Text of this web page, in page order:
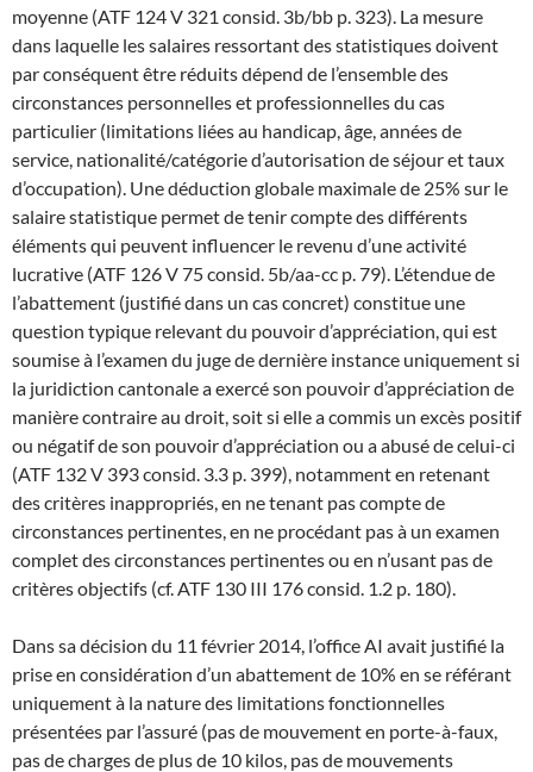
moyenne (ATF 124 V 321 consid. 3b/bb p. 323). La mesure
dans laquelle les salaires ressortant des statistiques doivent
par conséquent être réduits dépend de l’ensemble des
circonstances personnelles et professionnelles du cas
particulier (limitations liées au handicap, âge, années de
service, nationalité/catégorie d’autorisation de séjour et taux
d’occupation). Une déduction globale maximale de 25% sur le
salaire statistique permet de tenir compte des différents
éléments qui peuvent influencer le revenu d’une activité
lucrative (ATF 126 V 75 consid. 5b/aa-cc p. 79). L’étendue de
l’abattement (justifié dans un cas concret) constitue une
question typique relevant du pouvoir d’appréciation, qui est
soumise à l’examen du juge de dernière instance uniquement si
la juridiction cantonale a exercé son pouvoir d’appréciation de
manière contraire au droit, soit si elle a commis un excès positif
ou négatif de son pouvoir d’appréciation ou a abusé de celui-ci
(ATF 132 V 393 consid. 3.3 p. 399), notamment en retenant
des critères inappropriés, en ne tenant pas compte de
circonstances pertinentes, en ne procédant pas à un examen
complet des circonstances pertinentes ou en n’usant pas de
critères objectifs (cf. ATF 130 III 176 consid. 1.2 p. 180).
Dans sa décision du 11 février 2014, l’office AI avait justifié la
prise en considération d’un abattement de 10% en se référant
uniquement à la nature des limitations fonctionnelles
présentées par l’assuré (pas de mouvement en porte-à-faux,
pas de charges de plus de 10 kilos, pas de mouvements